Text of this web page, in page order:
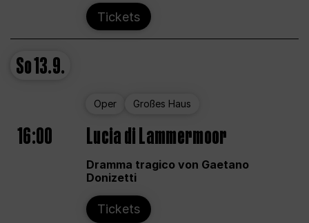
Tickets
So13.9.
Oper Großes Haus
16:00 Lucia di Lammermoor
Dramma tragico von Gaetano
Donizetti
Tickets